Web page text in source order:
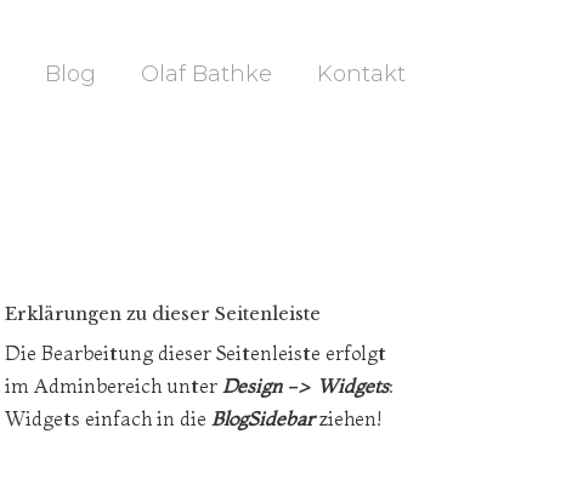
Blog Olaf Bathke Kontakt
Erklärungen zu dieser Seitenleiste
Die Bearbeitung dieser Seitenleiste erfolgt
im Adminbereich unterDesign -> Widgets:
Widgets einfach in dieBlogSidebarziehen!